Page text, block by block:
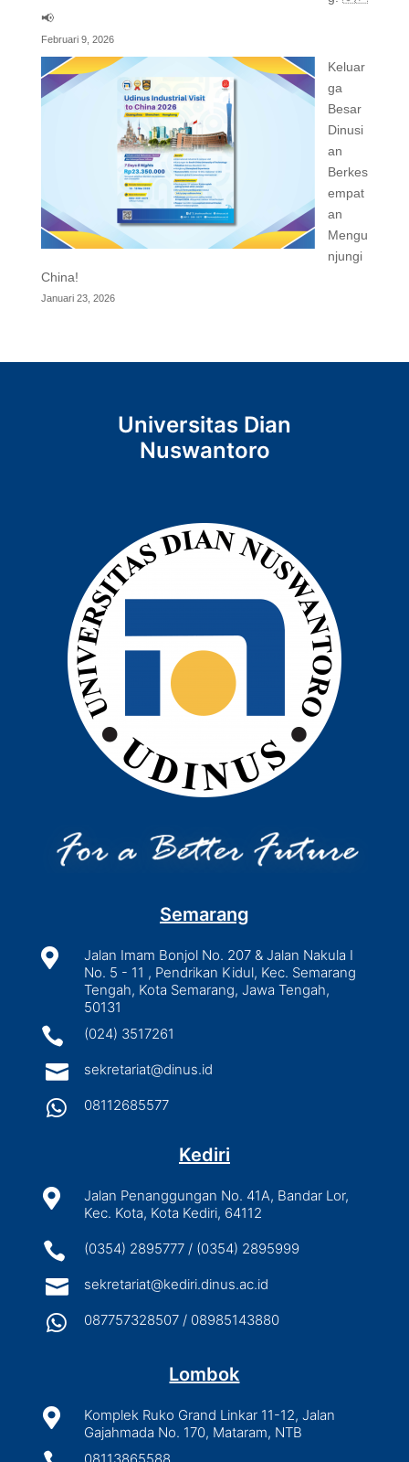
📢
Februari 9, 2026
Keluar
ga
Besar
Dinusi
an
Berkes
empat
an
Mengu
njungi
China!
Januari 23, 2026
Universitas Dian
Nuswantoro
Semarang

Jalan Imam Bonjol No. 207 & Jalan Nakula I
No. 5 - 11 , Pendrikan Kidul, Kec. Semarang
Tengah, Kota Semarang, Jawa Tengah,
50131
 (024) 3517261
 sekretariat@dinus.id
 08112685577
Kediri

Jalan Penanggungan No. 41A, Bandar Lor,
Kec. Kota, Kota Kediri, 64112
 (0354) 2895777 / (0354) 2895999
 sekretariat@kediri.dinus.ac.id
 087757328507 / 08985143880
Lombok

Komplek Ruko Grand Linkar 11-12, Jalan
Gajahmada No. 170, Mataram, NTB